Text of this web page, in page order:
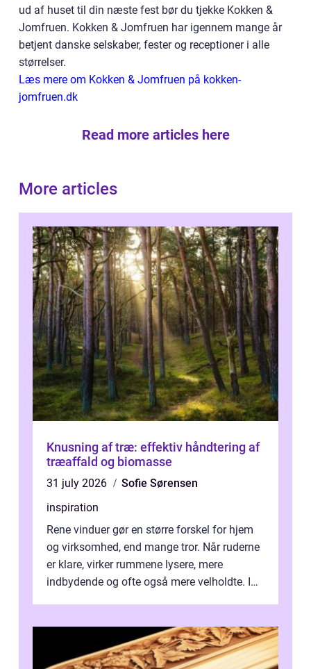
ud af huset til din næste fest bør du tjekke Kokken &
Jomfruen. Kokken & Jomfruen har igennem mange år
betjent danske selskaber, fester og receptioner i alle
størrelser.
Læs mere om Kokken & Jomfruen på kokken-
jomfruen.dk
Read more articles here
More articles
Knusning af træ: effektiv håndtering af
træaffald og biomasse
31 july 2026
Sofie Sørensen
inspiration
Rene vinduer gør en større forskel for hjem
og virksomhed, end mange tror. Når ruderne
er klare, virker rummene lysere, mere
indbydende og ofte også mere velholdte. I